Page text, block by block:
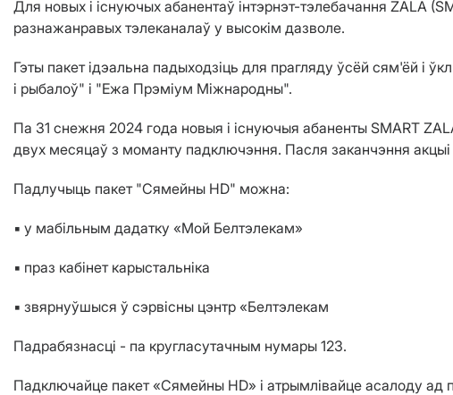
Для новых і існуючых абанентаў інтэрнэт-тэлебачання ZALA
разнажанравых тэлеканалаў у высокім дазволе.
Гэты пакет ідэальна падыходзіць для прагляду ўсёй сям'ёй і
і рыбалоў" і "Ежа Прэміум Міжнародны".
Па 31 снежня 2024 года новыя і існуючыя абаненты SMART
двух месяцаў з моманту падключэння. Пасля заканчэння
Падлучыць пакет "Сямейны HD" можна:
▪️ у мабільным дадатку «Мой Белтэлекам»
▪️ праз кабінет карыстальніка
▪️ звярнуўшыся ў сэрвісны цэнтр «Белтэлекам
Падрабязнасці - па кругласутачным нумары 123.
Падключайце пакет «Сямейны HD» і атрымлівайце асалоду ад